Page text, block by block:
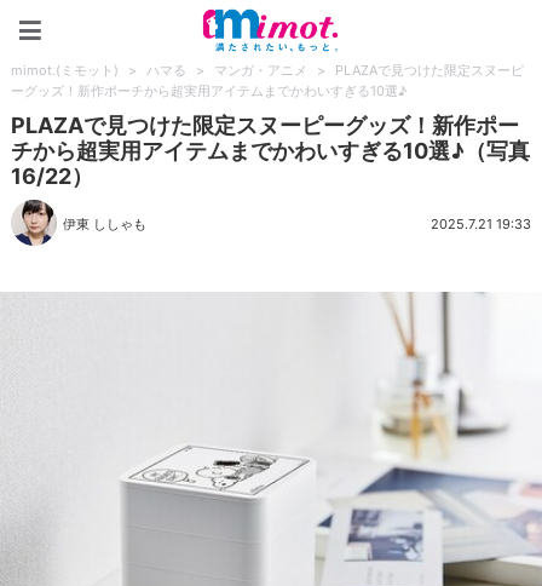
mimot.(ミモット) > ハマる > マンガ・アニメ >
PLAZAで見つけた限定スヌーピ
ーグッズ！新作ポーチから超実用アイテムまでかわいすぎる10選♪
PLAZAで見つけた限定スヌーピーグッズ！新作ポー
チから超実用アイテムまでかわいすぎる10選♪（写真
16/22）
伊東 ししゃも 2025.7.21 19:33